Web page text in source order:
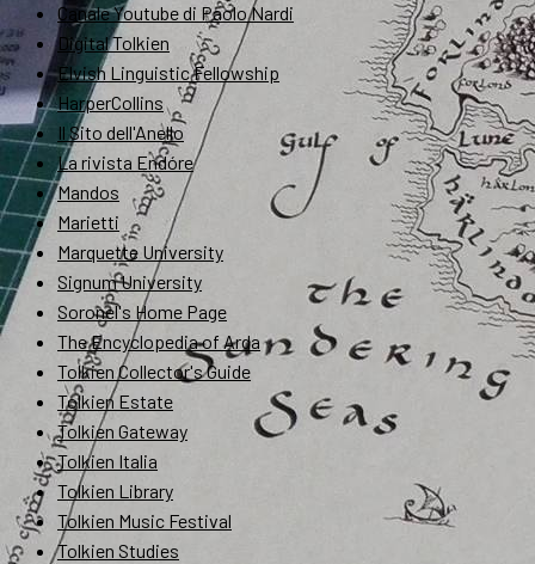
Canale Youtube di Paolo Nardi
Digital Tolkien
Elvish Linguistic Fellowship
HarperCollins
Il Sito dell'Anello
La rivista Endóre
Mandos
Marietti
Marquette University
Signum University
Soronel's Home Page
The Encyclopedia of Arda
Tolkien Collector's Guide
Tolkien Estate
Tolkien Gateway
Tolkien Italia
Tolkien Library
Tolkien Music Festival
Tolkien Studies